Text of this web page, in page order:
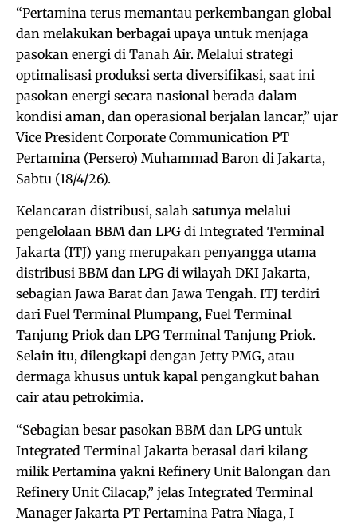
“Pertamina terus memantau perkembangan global
dan melakukan berbagai upaya untuk menjaga
pasokan energi di Tanah Air. Melalui strategi
optimalisasi produksi serta diversifikasi, saat ini
pasokan energi secara nasional berada dalam
kondisi aman, dan operasional berjalan lancar,” ujar
Vice President Corporate Communication PT
Pertamina (Persero) Muhammad Baron di Jakarta,
Sabtu (18/4/26).
Kelancaran distribusi, salah satunya melalui
pengelolaan BBM dan LPG di Integrated Terminal
Jakarta (ITJ) yang merupakan penyangga utama
distribusi BBM dan LPG di wilayah DKI Jakarta,
sebagian Jawa Barat dan Jawa Tengah. ITJ terdiri
dari Fuel Terminal Plumpang, Fuel Terminal
Tanjung Priok dan LPG Terminal Tanjung Priok.
Selain itu, dilengkapi dengan Jetty PMG, atau
dermaga khusus untuk kapal pengangkut bahan
cair atau petrokimia.
“Sebagian besar pasokan BBM dan LPG untuk
Integrated Terminal Jakarta berasal dari kilang
milik Pertamina yakni Refinery Unit Balongan dan
Refinery Unit Cilacap,” jelas Integrated Terminal
Manager Jakarta PT Pertamina Patra Niaga, I